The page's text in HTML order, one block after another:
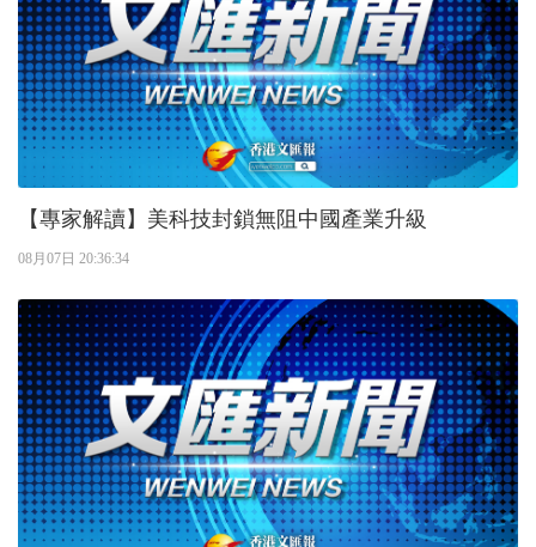
【專家解讀】美科技封鎖無阻中國產業升級
08月07日 20:36:34